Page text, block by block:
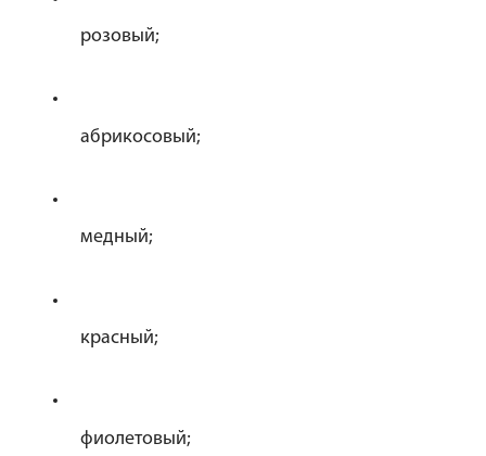
розовый;
абрикосовый;
медный;
красный;
фиолетовый;